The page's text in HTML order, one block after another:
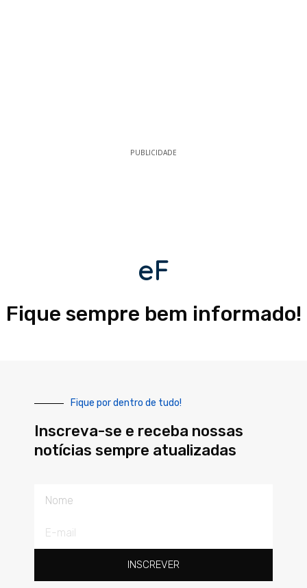
PUBLICIDADE
eF
Fique sempre bem informado!
Fique por dentro de tudo!
Inscreva-se e receba nossas
notícias sempre atualizadas
mail
INSCREVER